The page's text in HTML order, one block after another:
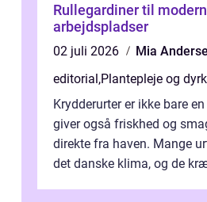
Rullegardiner til
arbejdspladser
02 juli 2026
Mia
editorial,Plantepleje og
Krydderurter er ikke bare
giver også friskhed og
direkte fra haven. Mange
det danske klima, og de